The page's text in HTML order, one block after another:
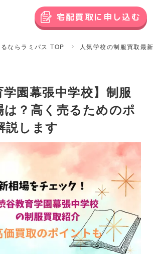
宅配買取に申し込む
ならラミパス TOP 人気学校の制服買取最
学園幕張中学校】制服
は？高く売るためのポ
説します